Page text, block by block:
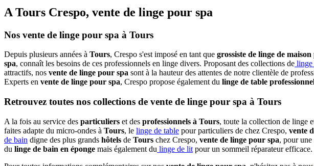
A Tours Crespo, vente de linge pour spa
Nos vente de linge pour spa à Tours
Depuis plusieurs années à Tours, Crespo s'est imposé en tant que grossiste de linge de
spa, connaît les besoins de ces professionnels en linge divers. Proposant des collections de linge
attractifs, nos vente de linge pour spa sont à la hauteur des attentes de notre clientèle de
Experts en vente de linge pour spa, Crespo propose également du linge de table
Retrouvez toutes nos collections de vente de linge pour spa à Tours
A la fois au service des particuliers et des professionnels à Tours, toute la collection de linge
faites adapte du micro-ondes à Tours, le linge de table pour particuliers de chez Crespo, vente
de bain digne des plus grands hôtels de Tours chez Crespo, vente de linge pour spa, pour une
du linge de bain en éponge mais également du linge de lit pour un sommeil réparateur